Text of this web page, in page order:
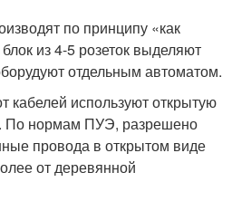
по принципу «как
из 4-5 розеток выделяют
отдельным автоматом.
кабелей используют открытую
По нормам ПУЭ, разрешено
провода в открытом виде
от деревянной